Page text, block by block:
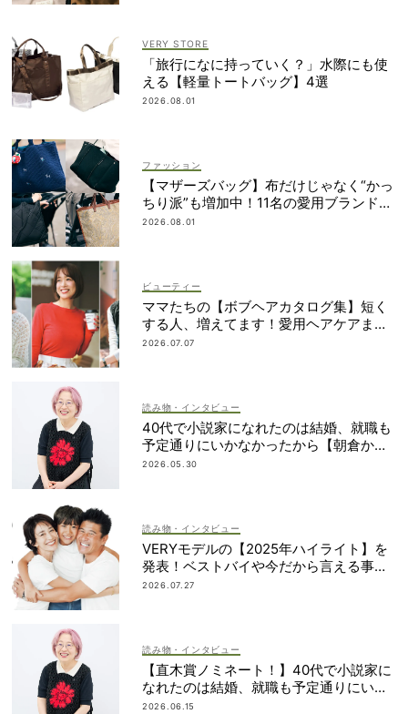
VERY STORE
「旅行になに持っていく？」水際にも使
える【軽量トートバッグ】4選
2026.08.01
ファッション
【マザーズバッグ】布だけじゃなく“かっ
ちり派”も増加中！11名の愛用ブランド
は？
2026.08.01
ビューティー
ママたちの【ボブヘアカタログ集】短く
する人、増えてます！愛用ヘアケアまで
全部見せ
2026.07.07
読み物・インタビュー
40代で小説家になれたのは結婚、就職も
予定通りにいかなかったから【朝倉かす
みさん】
2026.05.30
読み物・インタビュー
VERYモデルの【2025年ハイライト】を
発表！ベストバイや今だから言える事件
簿も大公開
2026.07.27
読み物・インタビュー
【直木賞ノミネート！】40代で小説家に
なれたのは結婚、就職も予定通りにいか
なかったから｜朝倉かすみさん
2026.06.15